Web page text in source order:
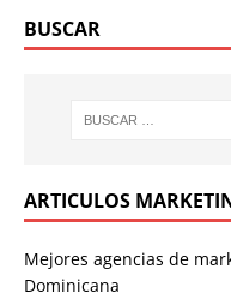
BUSCAR
ARTICULOS
Mejores agencias de
Dominicana